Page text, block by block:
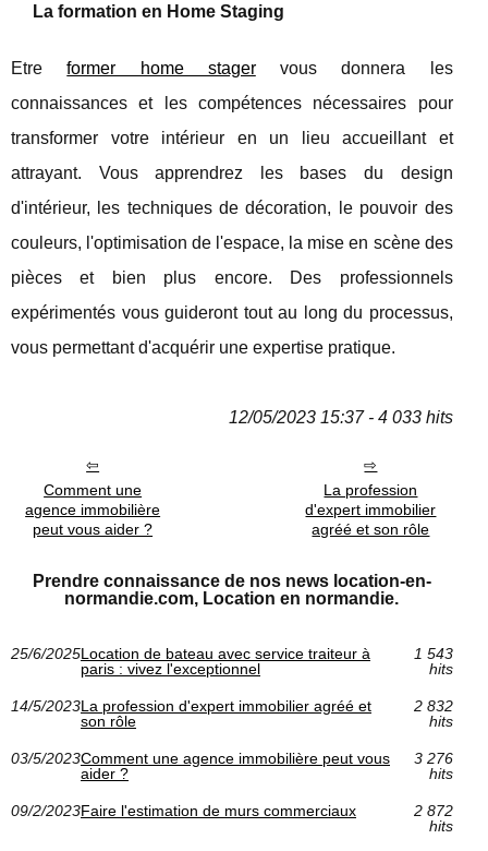
La formation en Home Staging
Etreformer home stagervous donnera les
connaissances et les compétences nécessaires pour
transformer votre intérieur en un lieu accueillant et
attrayant. Vous apprendrez les bases du design
d'intérieur, les techniques de décoration, le pouvoir des
couleurs, l'optimisation de l'espace, la mise en scène des
pièces et bien plus encore. Des professionnels
expérimentés vous guideront tout au long du processus,
vous permettant d'acquérir une expertise pratique.
12/05/2023 15:37 - 4 033 hits
Comment une
agence immobilière
peut vous aider ?
La profession
d'expert immobilier
agréé et son rôle
Prendre connaissance de nos news location-en-
normandie.com, Location en normandie.
25/6/2025Location de bateau avec service traiteur à
paris : vivez l'exceptionnel
1 543
hits
14/5/2023La profession d'expert immobilier agréé et
son rôle
2 832
hits
03/5/2023Comment une agence immobilière peut vous
aider ?
3 276
hits
09/2/2023Faire l'estimation de murs commerciaux
2 872
hits